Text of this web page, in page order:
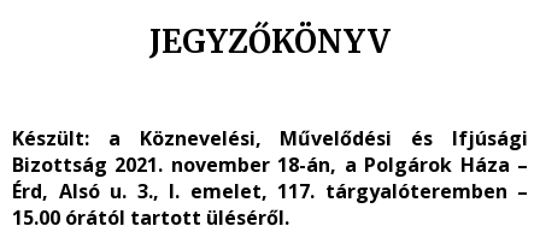
JEGYZŐKÖNYV
Készült: a Köznevelési, Művelődési és Ifjúsági
Bizottság 2021. november 18-án, a Polgárok Háza –
Érd, Alsó u. 3., I. emelet, 117. tárgyalóteremben –
15.00 órától tartott üléséről.